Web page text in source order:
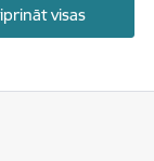
visas